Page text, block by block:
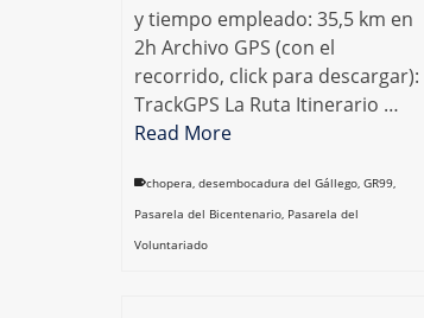
y tiempo empleado: 35,5 km en
2h Archivo GPS (con el
recorrido, click para descargar):
TrackGPS La Ruta Itinerario …
Read More
chopera, desembocadura del Gállego, GR99,
Pasarela del Bicentenario, Pasarela del
Voluntariado